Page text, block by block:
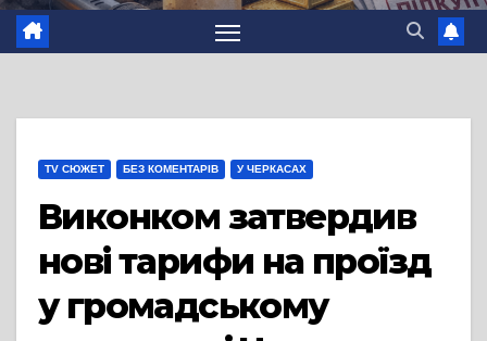
TV СЮЖЕТ БЕЗ КОМЕНТАРІВ У ЧЕРКАСАХ
Виконком затвердив
нові тарифи на проїзд
у громадському